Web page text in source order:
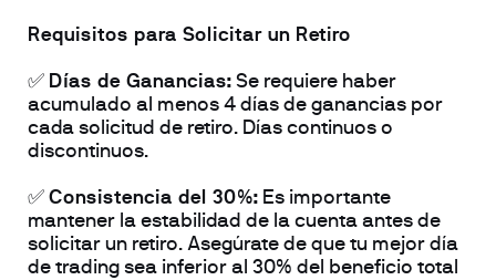
Requisitos para Solicitar un Retiro
✅ Días de Ganancias: Se requiere haber
acumulado al menos 4 días de ganancias por
cada solicitud de retiro. Días continuos o
discontinuos.
✅ Consistencia del 30%: Es importante
mantener la estabilidad de la cuenta antes de
solicitar un retiro. Asegúrate de que tu mejor día
de trading sea inferior al 30% del beneficio total